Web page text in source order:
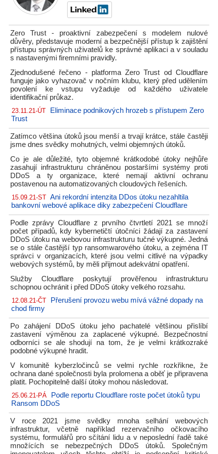
Zero Trust - proaktivní zabezpečení s modelem nulové
důvěry, představuje moderní a bezpečnější přístup k zajištění
přístupu správných uživatelů ke správné aplikaci a v souladu
s nastavenými firemními pravidly.
Zjednodušené řečeno - platforma Zero Trust od Cloudflare
funguje jako vyhazovač v nočním klubu, který před udělením
povolení ke vstupu vyžaduje od každého uživatele
identifikační průkaz.
23.11.21-ÚT
Eliminace podnikových hrozeb s přístupem Zero
Trust
Zatímco většina útoků jsou menší a trvají krátce, stále častěji
jsme dnes svědky mohutných, velmi objemných útoků.
Co je ale důležité, tyto objemné krátkodobé útoky nejhůře
zasahují infrastrukturu chráněnou postaršími systémy proti
DDoS a ty organizace, které nemají aktivní ochranu
postavenou na automatizovaných cloudových řešeních.
15.09.21-ST Ani rekordní intenzita DDos útoku nezahltila
bankovní webové aplikace diky zabezpečení Cloudflare
Podle zprávy Cloudflare z prvního čtvrtletí 2021 se množí
počet případů, kdy kybernetičtí útočníci žádají za zastavení
DDoS útoku na webovou infrastrukturu tučné výkupné. Jedná
se o stále častější typ ransomwarového útoku, a zejména IT
správci v organizacích, které jsou velmi citlivé na výpadky
webových systémů, by měli přijmout adekvátní opatření.
Služby Cloudflare poskytují prověřenou infrastrukturu
schopnou ochránit i před DDoS útoky velkého rozsahu.
12.08.21-ČT
Přerušení provozu webu mívá vážné dopady na
chod firmy
Po zahájení DDoS útoku jeho pachatelé většinou přislíbí
zastavení výměnou za zaplacené výkupné. Bezpečnostní
odborníci se ale shodují na tom, že je velmi krátkozraké
podobné výkupné hradit.
V komunitě kyberzločinců se velmi rychle rozkřikne, že
ochrana dané společnosti byla prolomena a oběť je připravena
platit. Pochopitelně další útoky mohou následovat.
25.06.21-PÁ
Podle reportu Cloudflare roste počet útoků typu
Ransom DDoS
V roce 2021 jsme svědky mnoha selhání webových
infrastruktur, včetně například rezervačního očkovacího
systému, formulářů pro sčítání lidu a v neposlední řadě také
množících se nebezpečných DDoS útoků. Společným